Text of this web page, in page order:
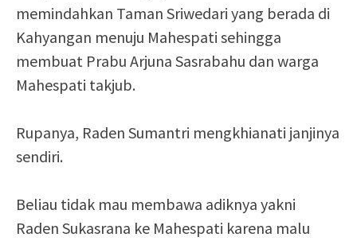
memindahkan Taman Sriwedari yang berada di
Kahyangan menuju Mahespati sehingga
membuat Prabu Arjuna Sasrabahu dan warga
Mahespati takjub.
Rupanya, Raden Sumantri mengkhianati janjinya
sendiri.
Beliau tidak mau membawa adiknya yakni
Raden Sukasrana ke Mahespati karena malu